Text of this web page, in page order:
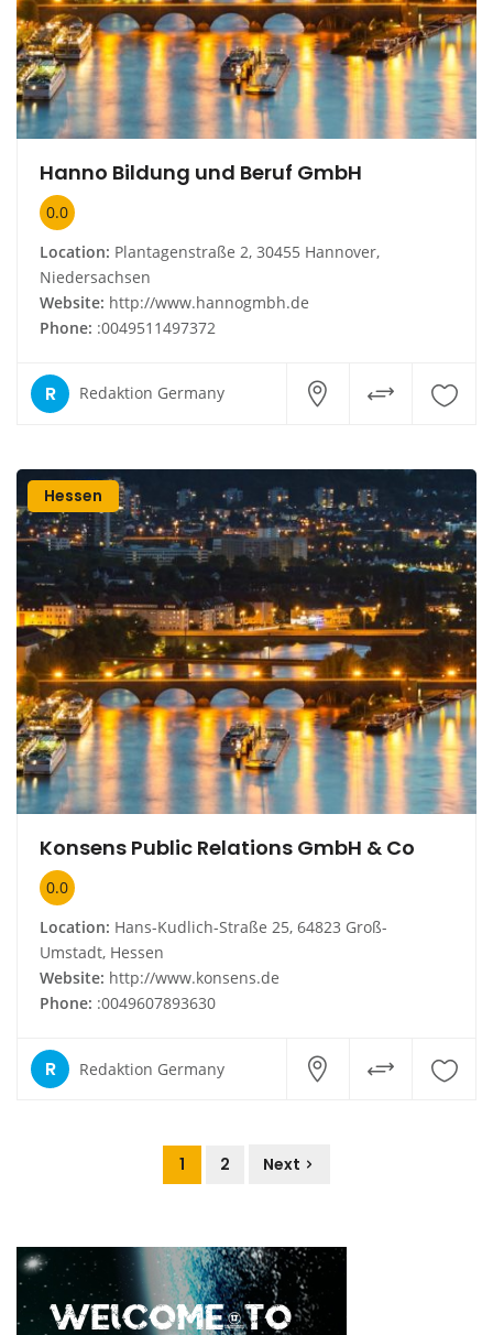
Hanno Bildung und Beruf GmbH
0.0
Location: Plantagenstraße 2, 30455 Hannover,
Niedersachsen
Website: http://www.hannogmbh.de
Phone: :0049511497372
R Redaktion Germany
Hessen
Konsens Public Relations GmbH & Co
0.0
Location: Hans-Kudlich-Straße 25, 64823 Groß-
Umstadt, Hessen
Website: http://www.konsens.de
Phone: :0049607893630
R Redaktion Germany
1 2 Next